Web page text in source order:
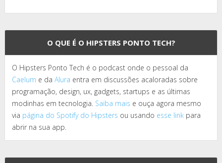
O QUE É O HIPSTERS PONTO TECH?
O Hipsters Ponto Tech é o podcast onde o pessoal da
Caelum e da Alura entra em discussões acaloradas sobre
programação, design, ux, gadgets, startups e as últimas
modinhas em tecnologia. Saiba mais e ouça agora mesmo
via página do Spotify do Hipsters ou usando esse link para
abrir na sua app.